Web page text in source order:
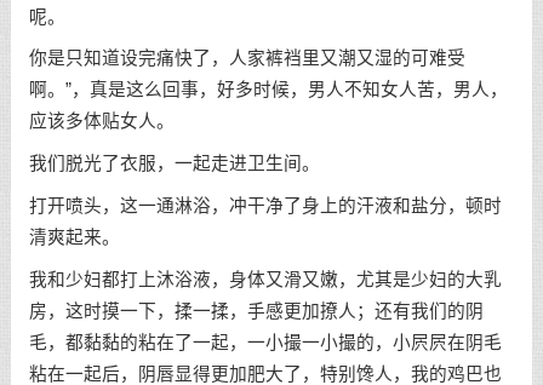
呢。
你是只知道设完痛快了，人家裤裆里又潮又湿的可难受
啊。”，真是这么回事，好多时候，男人不知女人苦，男人，
应该多体贴女人。
我们脱光了衣服，一起走进卫生间。
打开喷头，这一通淋浴，冲干净了身上的汗液和盐分，顿时
清爽起来。
我和少妇都打上沐浴液，身体又滑又嫩，尤其是少妇的大乳
房，这时摸一下，揉一揉，手感更加撩人；还有我们的阴
毛，都黏黏的粘在了一起，一小撮一小撮的，小屄屄在阴毛
粘在一起后，阴唇显得更加肥大了，特别馋人，我的鸡巴也